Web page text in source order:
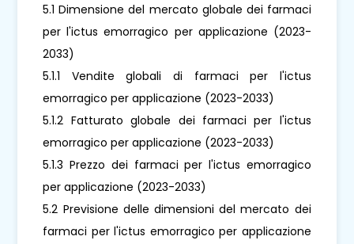
5.1 Dimensione del mercato globale dei farmaci
per l'ictus emorragico per applicazione (2023-
2033)
5.1.1 Vendite globali di farmaci per l'ictus
emorragico per applicazione (2023-2033)
5.1.2 Fatturato globale dei farmaci per l'ictus
emorragico per applicazione (2023-2033)
5.1.3 Prezzo dei farmaci per l'ictus emorragico
per applicazione (2023-2033)
5.2 Previsione delle dimensioni del mercato dei
farmaci per l'ictus emorragico per applicazione